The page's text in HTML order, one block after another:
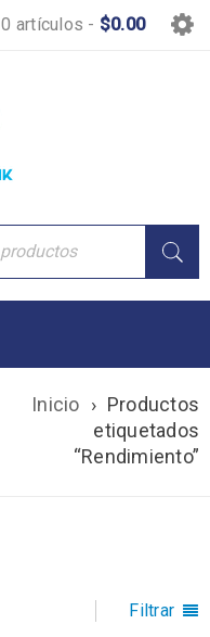
0 artículos - $0.00
Inicio › Productos
etiquetados
“Rendimiento”
Filtrar